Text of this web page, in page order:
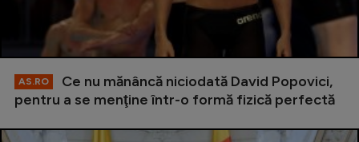
AS.RO
Ce nu mănâncă niciodată David Popovici,
pentru a se menţine într-o formă fizică perfectă